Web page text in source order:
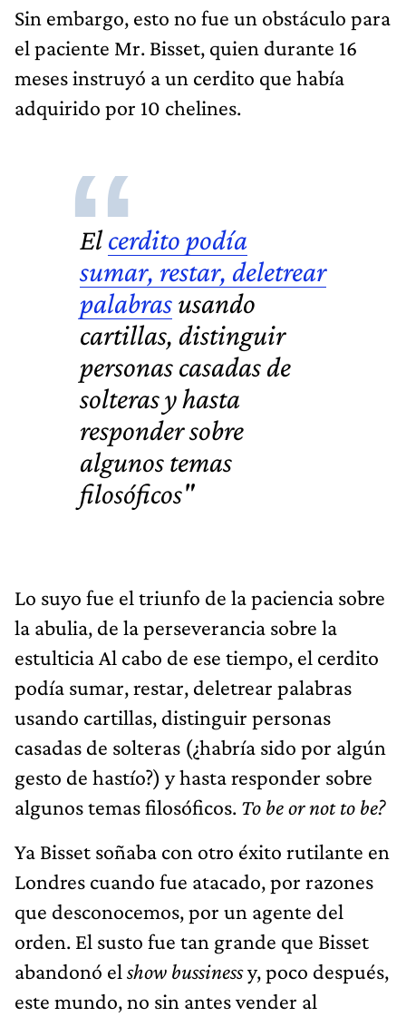
Sin embargo, esto no fue un obstáculo para
el paciente Mr. Bisset, quien durante 16
meses instruyó a un cerdito que había
adquirido por 10 chelines.
Elcerdito podía
sumar, restar, deletrear
palabrasusando
cartillas, distinguir
personas casadas de
solteras y hasta
responder sobre
algunos temas
filosóficos"
Lo suyo fue el triunfo de la paciencia sobre
la abulia, de la perseverancia sobre la
estulticia Al cabo de ese tiempo, el cerdito
podía sumar, restar, deletrear palabras
usando cartillas, distinguir personas
casadas de solteras (¿habría sido por algún
gesto de hastío?) y hasta responder sobre
algunos temas filosóficos. To be or not to be?
Ya Bisset soñaba con otro éxito rutilante en
Londres cuando fue atacado, por razones
que desconocemos, por un agente del
orden. El susto fue tan grande que Bisset
abandonó el show bussinessy, poco después,
este mundo, no sin antes vender al